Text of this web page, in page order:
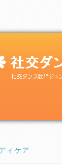
ィケア